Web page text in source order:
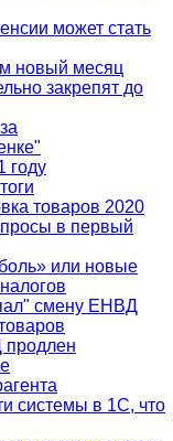
может стать
новый месяц
закрепят до
году
товаров 2020
в первый
или новые
смену ЕНВД
системы в 1С, что